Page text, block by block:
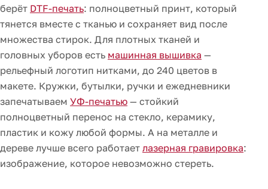
берёт DTF-печать: полноцветный принт, который
тянется вместе с тканью и сохраняет вид после
множества стирок. Для плотных тканей и
головных уборов есть машинная вышивка —
рельефный логотип нитками, до 240 цветов в
макете. Кружки, бутылки, ручки и ежедневники
запечатываем УФ-печатью — стойкий
полноцветный перенос на стекло, керамику,
пластик и кожу любой формы. А на металле и
дереве лучше всего работает лазерная гравировка:
изображение, которое невозможно стереть.